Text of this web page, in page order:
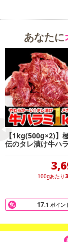
あなたに
【1kg(500g×2)】
伝のタレ漬け牛ハ
100gあたり
17.1 ポイン